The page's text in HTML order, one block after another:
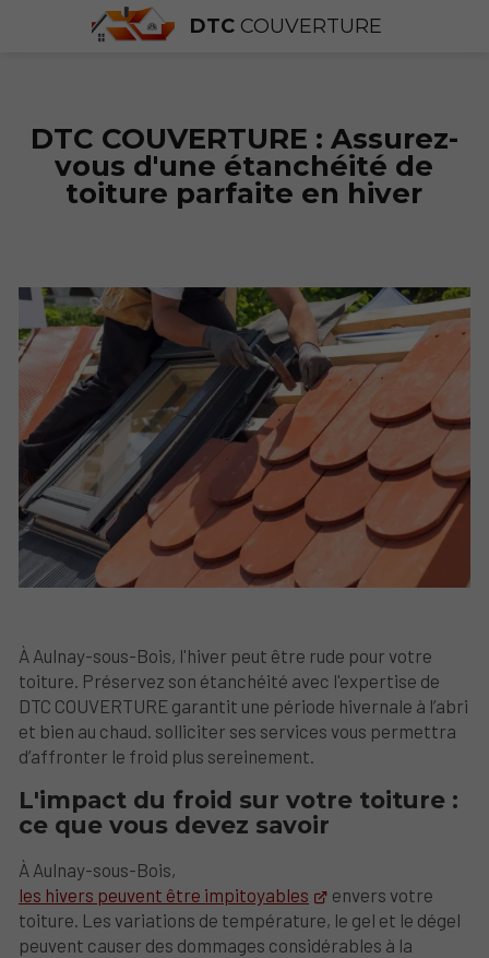
DTC COUVERTURE
DTC COUVERTURE : Assurez-
vous d'une étanchéité de
toiture parfaite en hiver
À Aulnay-sous-Bois, l'hiver peut être rude pour votre
toiture. Préservez son étanchéité avec l'expertise de
DTC COUVERTURE garantit une période hivernale à l’abri
et bien au chaud. solliciter ses services vous permettra
d’affronter le froid plus sereinement.
L'impact du froid sur votre toiture :
ce que vous devez savoir
À Aulnay-sous-Bois,
les hivers peuvent être impitoyables
envers votre
toiture. Les variations de température, le gel et le dégel
peuvent causer des dommages considérables à la